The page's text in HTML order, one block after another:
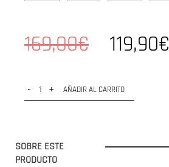
169,00€ 119,90€
- + AÑADIR AL CARRITO
SOBRE ESTE
PRODUCTO